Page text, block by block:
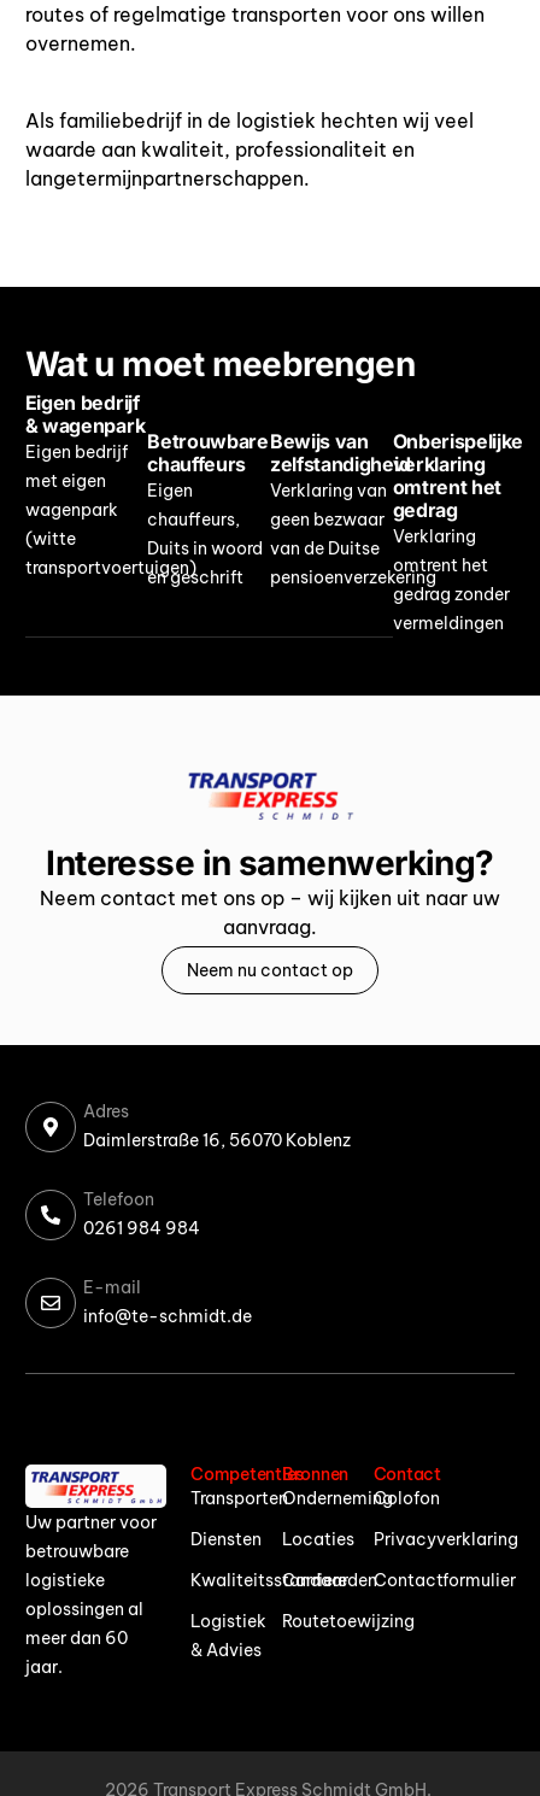
routes of regelmatige transporten voor ons willen
overnemen.
Als familiebedrijf in de logistiek hechten wij veel
waarde aan kwaliteit, professionaliteit en
langetermijnpartnerschappen.
Wat u moet meebrengen
Eigen bedrijf
& wagenpark
Eigen bedrijf
met eigen
wagenpark
(witte
transportvoertuigen)
Betrouwbare
chauffeurs
Eigen
chauffeurs,
Duits in woord
en geschrift
Bewijs van
zelfstandigheid
Verklaring van
geen bezwaar
van de Duitse
pensioenverzekering
Onberispelijke
verklaring
omtrent het
gedrag
Verklaring
omtrent het
gedrag zonder
vermeldingen
Interesse in samenwerking?
Neem contact met ons op – wij kijken uit naar uw
aanvraag.
Neem nu contact op
Adres
Daimlerstraße 16, 56070 Koblenz
Telefoon
0261 984 984
E-mail
info@te-schmidt.de
Uw partner voor
betrouwbare
logistieke
oplossingen al
meer dan 60
jaar.
Competenties
Transporten
Diensten
Kwaliteitsstandaarden
Logistiek
& Advies
Bronnen
Onderneming
Locaties
Carriere
Routetoewijzing
Contact
Colofon
Privacyverklaring
Contactformulier
2026 Transport Express Schmidt GmbH.